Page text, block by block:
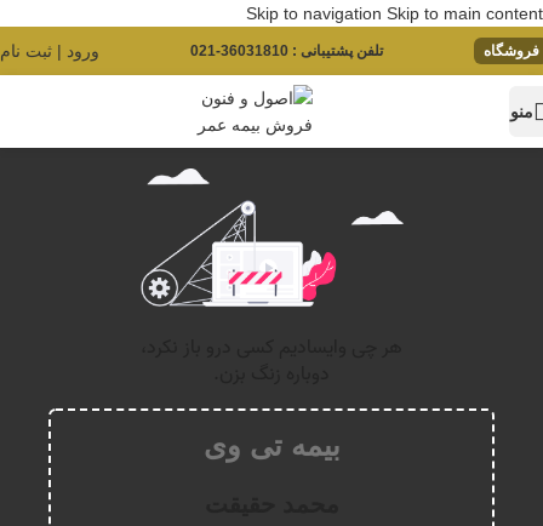
Skip to navigation Skip to main content
فروشگاه تلفن پشتیبانی : 36031810-021 ورود | ثبت نام
منو
بیمه تی وی